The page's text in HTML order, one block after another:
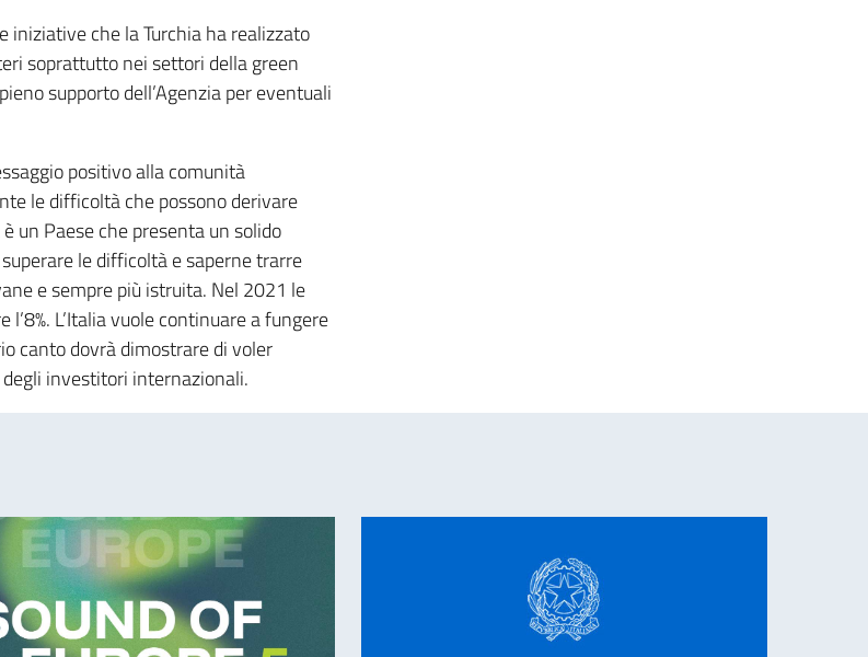
iniziative che la Turchia ha realizzato
soprattutto nei settori della green
supporto dell’Agenzia per eventuali
positivo alla comunità
le difficoltà che possono derivare
un Paese che presenta un solido
le difficoltà e saperne trarre
e sempre più istruita. Nel 2021 le
L’Italia vuole continuare a fungere
canto dovrà dimostrare di voler
investitori internazionali.